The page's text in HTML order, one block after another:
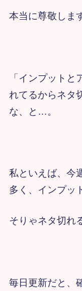
本当に尊敬しま
「インプット
れてるからネタ
な、と…。
私といえば、今
多く、インプッ
そりゃネタ切れ
毎日更新だと、